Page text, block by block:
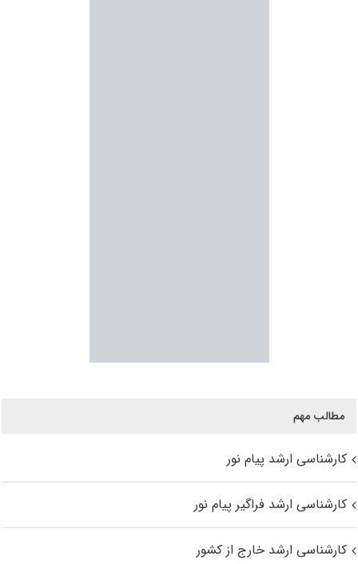
مطالب مهم
کارشناسی ارشد پیام نور
کارشناسی ارشد فراگیر پیام نور
کارشناسی ارشد خارج از کشور